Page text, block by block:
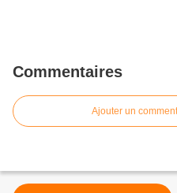
Commentaires
Ajouter un